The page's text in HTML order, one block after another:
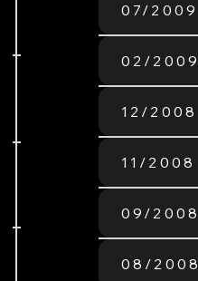
07/2009
02/2009
12/2008
11/2008
09/2008
08/2008